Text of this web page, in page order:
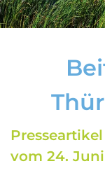
Presseartikel
vom 24. Juni